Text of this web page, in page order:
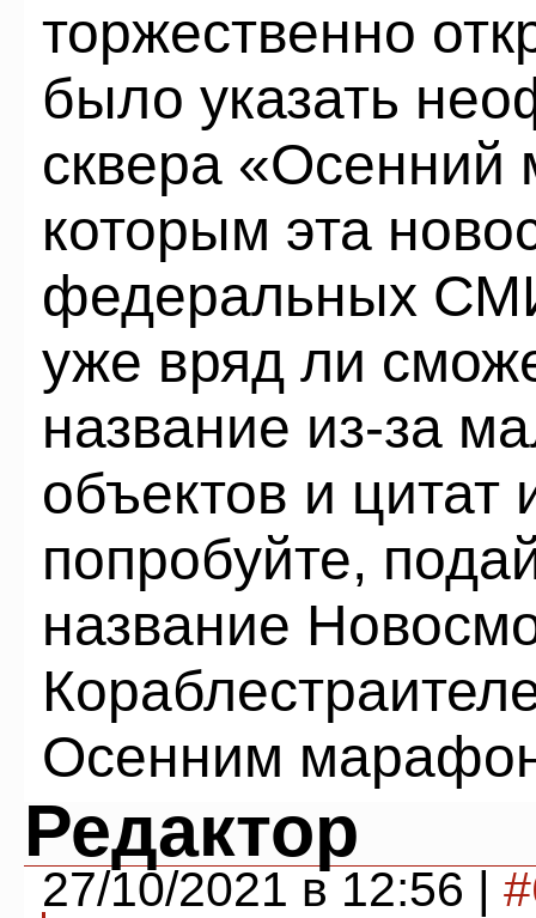
торжественно
было указать
сквера
которым эта
федеральных
уже вряд ли
название из-за
объектов и
попробуйте,
название
Осенним
Редактор
27/10/2021 в 12:56 |